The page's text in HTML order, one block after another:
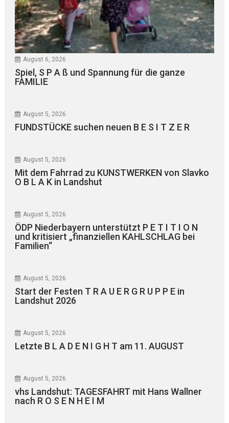
August 6, 2026
Spiel, S P A ß und Spannung für die ganze
FAMILIE
August 5, 2026
FUNDSTÜCKE suchen neuen B E S I T Z E R
August 5, 2026
Mit dem Fahrrad zu KUNSTWERKEN von Slavko
O B L A K in Landshut
August 5, 2026
ÖDP Niederbayern unterstützt P E T I T I O N
und kritisiert „finanziellen KAHLSCHLAG bei
Familien“
August 5, 2026
Start der Festen T R A U E R G R U P P E in
Landshut 2026
August 5, 2026
Letzte B L A D E N I G H T am 11. AUGUST
August 5, 2026
vhs Landshut: TAGESFAHRT mit Hans Wallner
nach R O S E N H E I M